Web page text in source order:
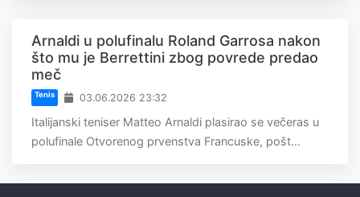
Arnaldi u polufinalu Roland Garrosa nakon
što mu je Berrettini zbog povrede predao
meč
Tenis 03.06.2026 23:32
Italijanski teniser Matteo Arnaldi plasirao se večeras u
polufinale Otvorenog prvenstva Francuske, pošt...